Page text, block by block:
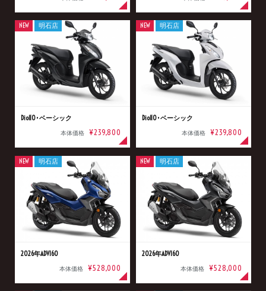
Dio110･ベーシック
本体価格 ¥239,800
NEW 明石店
Dio110･ベーシック
本体価格 ¥239,800
NEW 明石店
2026年ADV160
本体価格 ¥528,000
NEW 明石店
2026年ADV160
本体価格 ¥528,000
NEW 明石店